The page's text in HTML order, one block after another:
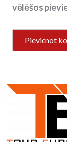
vēlēšos